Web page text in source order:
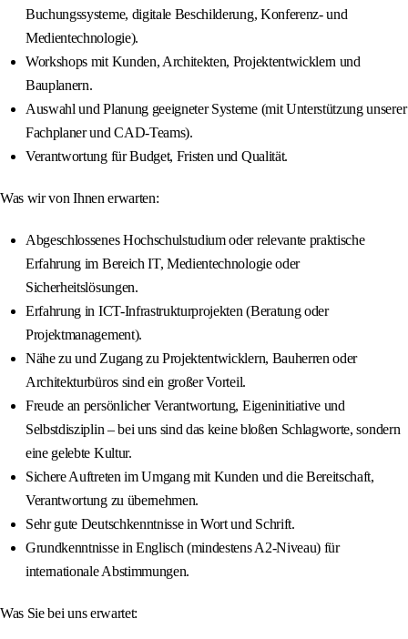
Buchungssysteme, digitale Beschilderung, Konferenz- und
Medientechnologie).
Workshops mit Kunden, Architekten, Projektentwicklern und
Bauplanern.
Auswahl und Planung geeigneter Systeme (mit Unterstützung unserer
Fachplaner und CAD-Teams).
Verantwortung für Budget, Fristen und Qualität.
Was wir von Ihnen erwarten:
Abgeschlossenes Hochschulstudium oder relevante praktische
Erfahrung im Bereich IT, Medientechnologie oder
Sicherheitslösungen.
Erfahrung in ICT-Infrastrukturprojekten (Beratung oder
Projektmanagement).
Nähe zu und Zugang zu Projektentwicklern, Bauherren oder
Architekturbüros sind ein großer Vorteil.
Freude an persönlicher Verantwortung, Eigeninitiative und
Selbstdisziplin – bei uns sind das keine bloßen Schlagworte, sondern
eine gelebte Kultur.
Sichere Auftreten im Umgang mit Kunden und die Bereitschaft,
Verantwortung zu übernehmen.
Sehr gute Deutschkenntnisse in Wort und Schrift.
Grundkenntnisse in Englisch (mindestens A2-Niveau) für
internationale Abstimmungen.
Was Sie bei uns erwartet: